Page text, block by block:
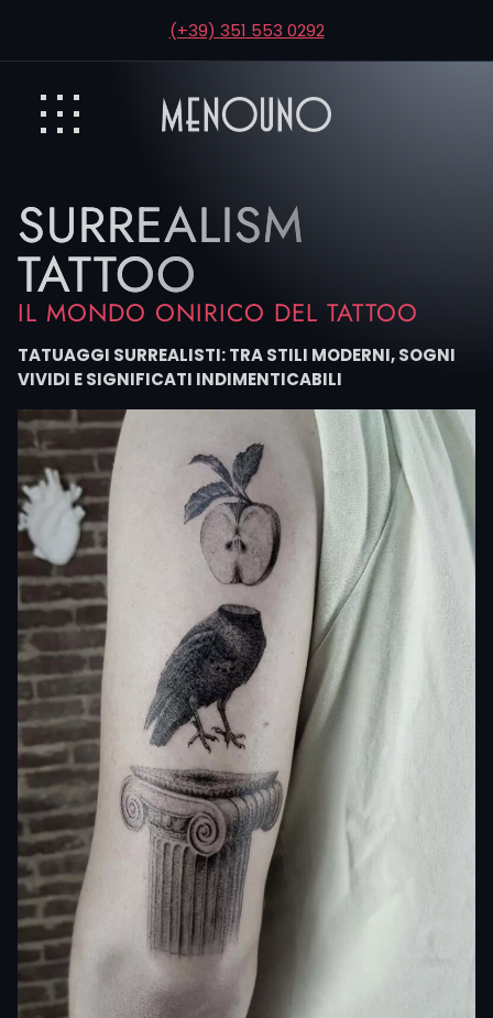
(+39) 351 553 0292
SURREALISM
TATTOO
IL MONDO ONIRICO DEL TATTOO
TATUAGGI SURREALISTI: TRA STILI MODERNI, SOGNI
VIVIDI E SIGNIFICATI INDIMENTICABILI